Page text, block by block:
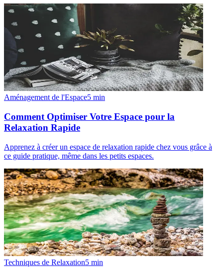
Aménagement de l'Espace5 min
Comment Optimiser Votre Espace pour la
Relaxation Rapide
Apprenez à créer un espace de relaxation rapide chez vous grâce à
ce guide pratique, même dans les petits espaces.
Techniques de Relaxation5 min